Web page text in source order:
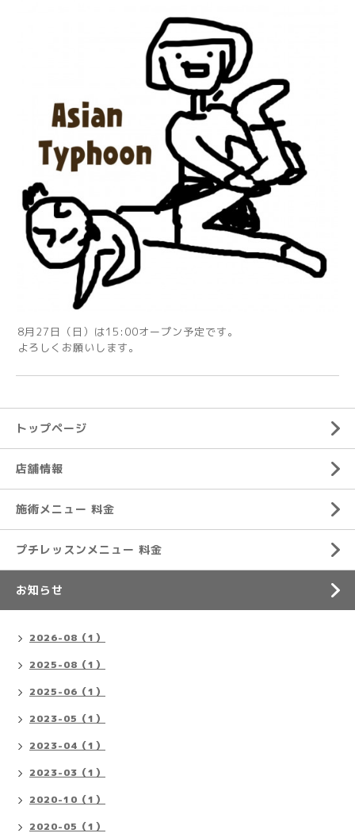
8月27日（日）は15:00オープン予定です。
よろしくお願いします。
トップページ
店舗情報
施術メニュー 料金
プチレッスンメニュー 料金
お知らせ
2026-08（1）
2025-08（1）
2025-06（1）
2023-05（1）
2023-04（1）
2023-03（1）
2020-10（1）
2020-05（1）